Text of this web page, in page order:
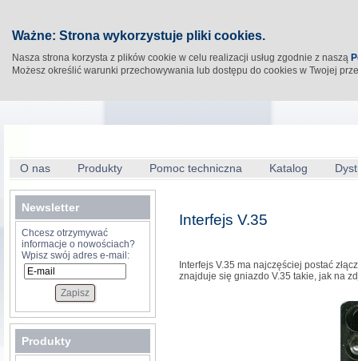
Ważne: Strona wykorzystuje pliki cookies.
Nasza strona korzysta z plików cookie w celu realizacji usług zgodnie z naszą
Możesz określić warunki przechowywania lub dostępu do cookies w Twojej
O nas Produkty Pomoc techniczna Katalog
Newsletter
Chcesz otrzymywać
informacje o nowościach?
Wpisz swój adres e-mail:
Produkty
Interfejs V.35
Interfejs V.35 ma najczęściej postać
znajduje się gniazdo V.35 takie, jak na